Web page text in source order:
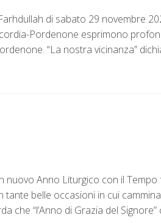
di sabato 29 novembre
Pordenone esprimono
“La nostra vicinanza”
Anno Liturgico con il
belle occasioni in cui
che “l’Anno di Grazia del